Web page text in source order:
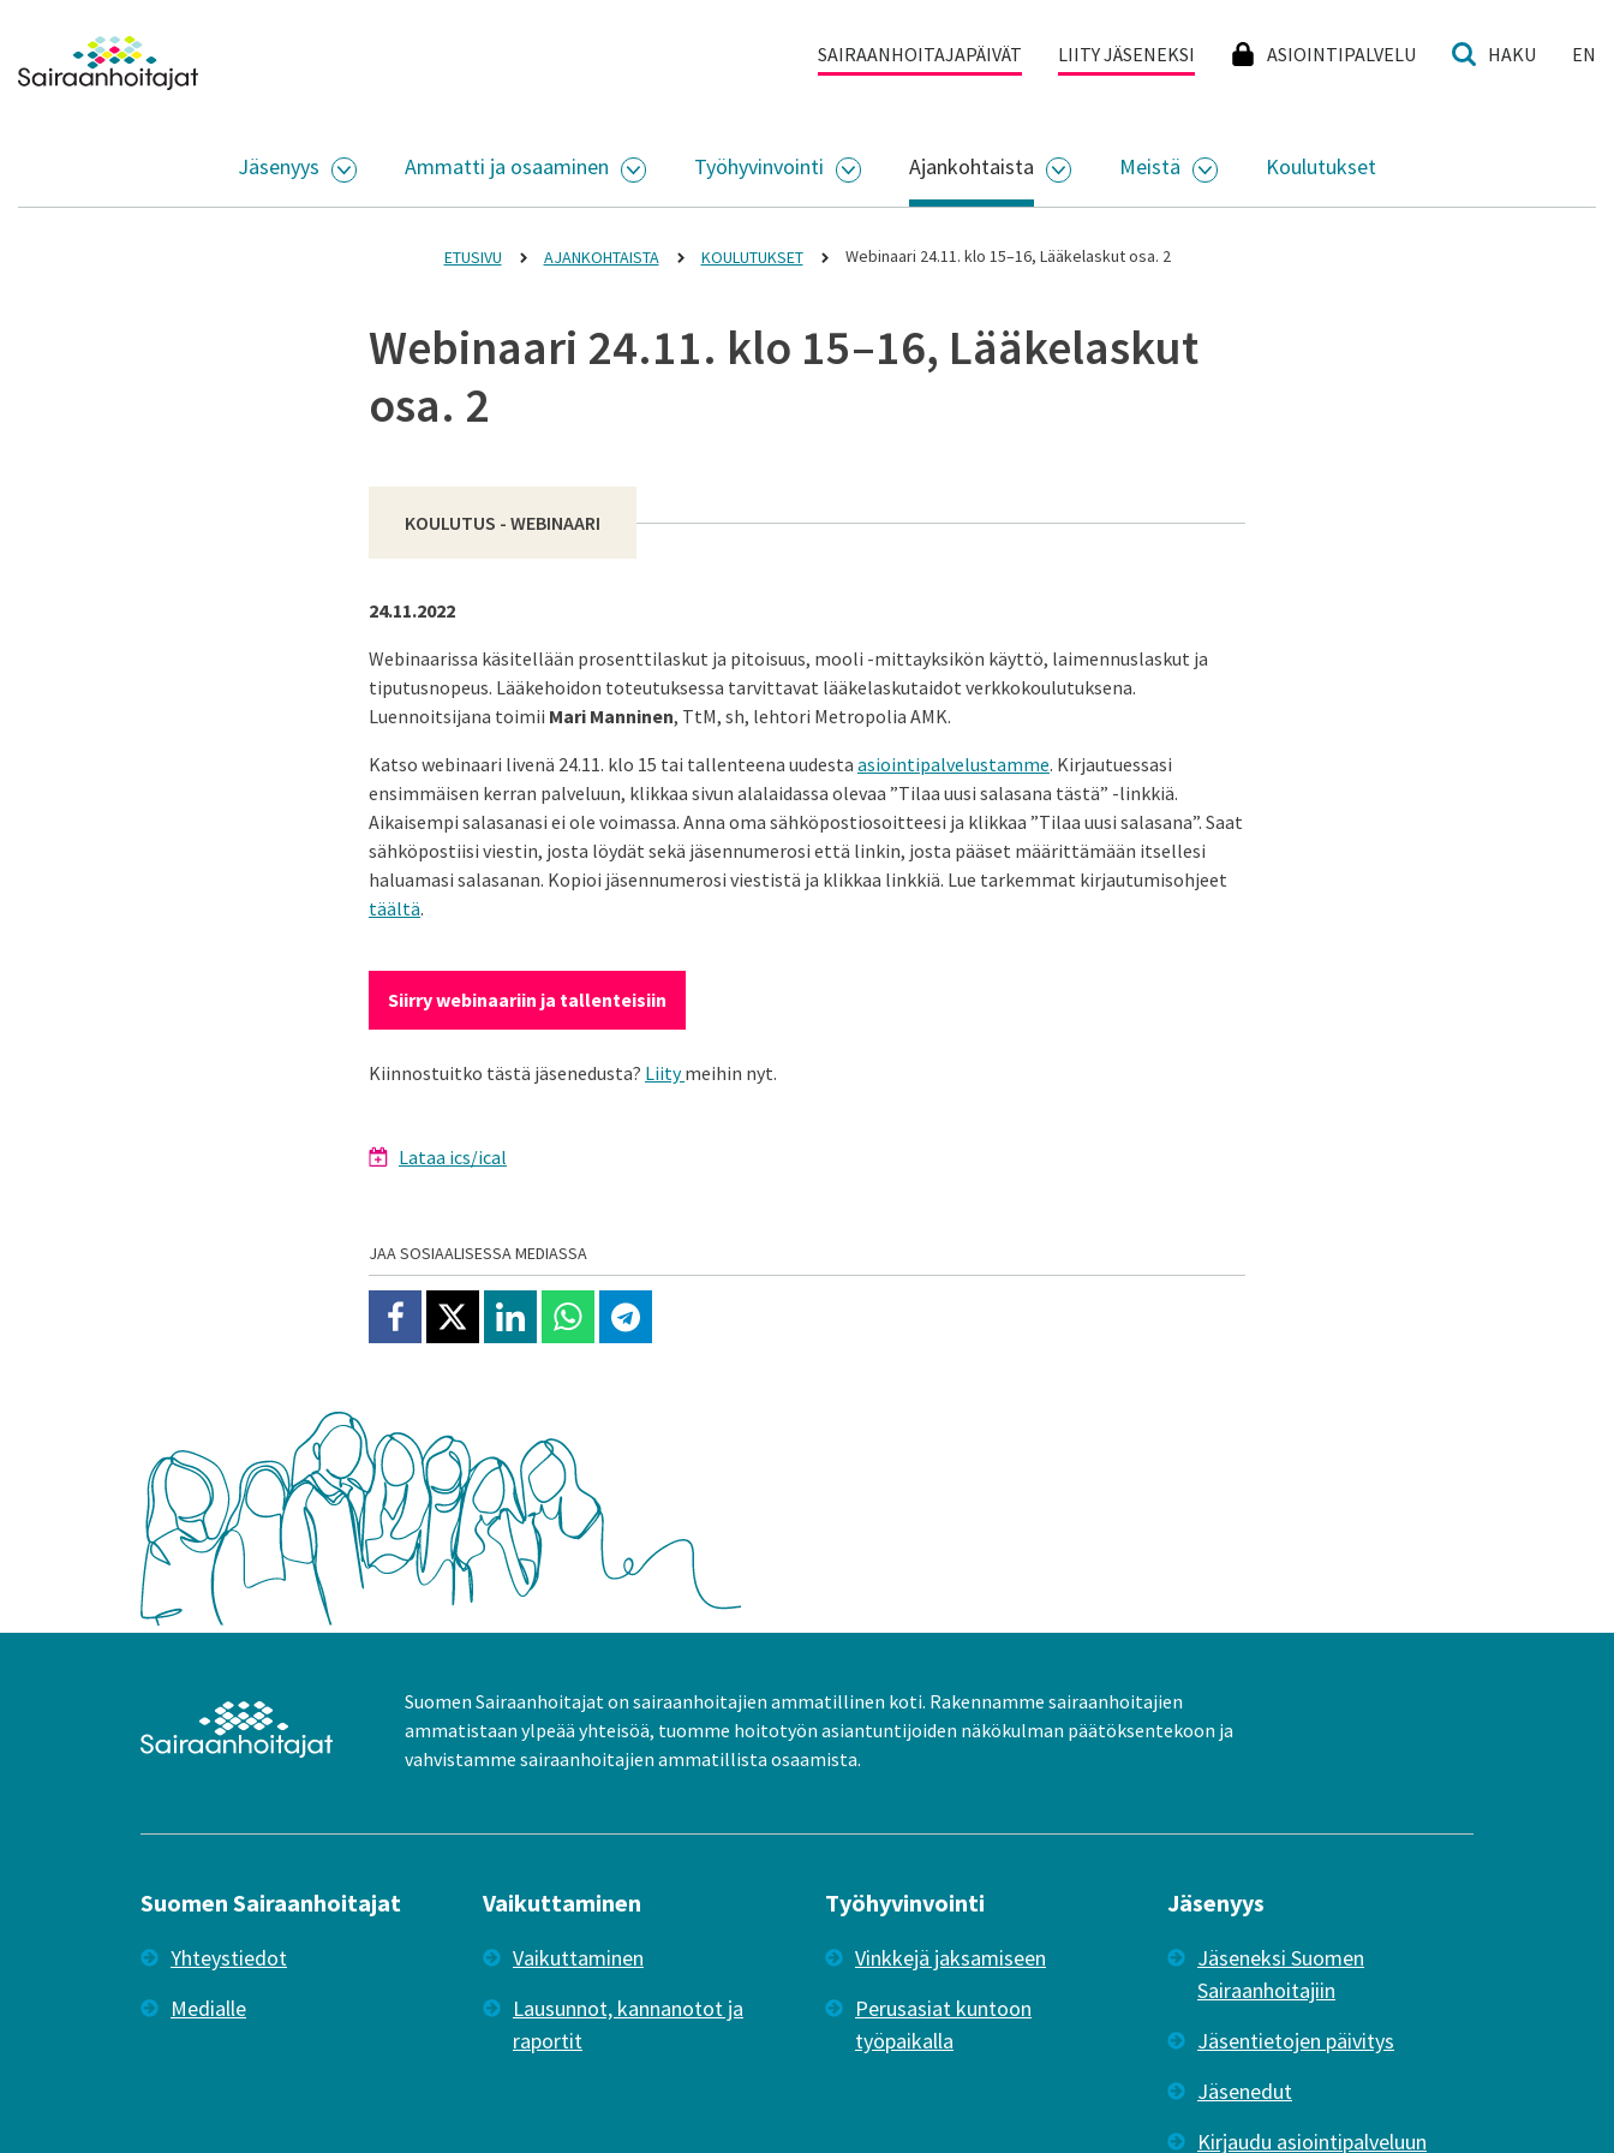
Siirry sisältöön
Etusivulle SAIRAANHOITAJAPÄIVÄT LIITY JÄSENEKSI ASIOINTIPALVELU HAKU EN
Jäsenyys
AVAA ALASIVUJEN VALIKKO
Ammatti ja osaaminen
AVAA ALASIVUJEN VALIKKO
Työhyvinvointi
AVAA ALASIVUJEN VALIKKO
Ajankohtaista
AVAA ALASIVUJEN VALIKKO
Meistä
AVAA ALASIVUJEN VALIKKO
Koulutukset
ETUSIVU AJANKOHTAISTA KOULUTUKSET Webinaari 24.11. klo 15–16, Lääkelaskut osa. 2
Webinaari 24.11. klo 15–16, Lääkelaskut
osa. 2
KOULUTUS - WEBINAARI
24.11.2022
Webinaarissa käsitellään prosenttilaskut ja pitoisuus, mooli -mittayksikön käyttö, laimennuslaskut ja
tiputusnopeus. Lääkehoidon toteutuksessa tarvittavat lääkelaskutaidot verkkokoulutuksena.
Luennoitsijana toimii Mari Manninen, TtM, sh, lehtori Metropolia AMK.
Katso webinaari livenä 24.11. klo 15 tai tallenteena uudesta asiointipalvelustamme. Kirjautuessasi
ensimmäisen kerran palveluun, klikkaa sivun alalaidassa olevaa ”Tilaa uusi salasana tästä” -linkkiä.
Aikaisempi salasanasi ei ole voimassa. Anna oma sähköpostiosoitteesi ja klikkaa ”Tilaa uusi salasana”. Saat
sähköpostiisi viestin, josta löydät sekä jäsennumerosi että linkin, josta pääset määrittämään itsellesi
haluamasi salasanan. Kopioi jäsennumerosi viestistä ja klikkaa linkkiä. Lue tarkemmat kirjautumisohjeet
täältä.
Siirry webinaariin ja tallenteisiin
Kiinnostuitko tästä jäsenedusta? Liitymeihin nyt.
Lataa ics/ical
JAA SOSIAALISESSA MEDIASSA
Jaa Facebookissa
Jaa X:ssäJaa Linkedinissä
Jaa Whatsappissa
Jaa Telegramissa
Suomen Sairaanhoitajat on sairaanhoitajien ammatillinen koti. Rakennamme sairaanhoitajien
ammatistaan ylpeää yhteisöä, tuomme hoitotyön asiantuntijoiden näkökulman päätöksentekoon ja
vahvistamme sairaanhoitajien ammatillista osaamista.
Suomen Sairaanhoitajat
Yhteystiedot
Medialle
Vaikuttaminen
Vaikuttaminen
Lausunnot, kannanotot ja
raportit
Työhyvinvointi
Vinkkejä jaksamiseen
Perusasiat kuntoon
työpaikalla
Jäsenyys
Jäseneksi Suomen
Sairaanhoitajiin
Jäsentietojen päivitys
Jäsenedut
Kirjaudu asiointipalveluun